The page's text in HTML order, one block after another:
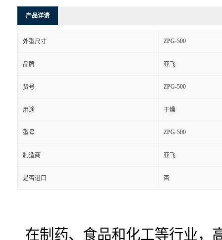
产品详请
外型尺寸 ZPG-500
品牌 亚飞
货号 ZPG-500
用途 干燥
型号 ZPG-500
制造商 亚飞
是否进口 否
在制药、食品和化工等行业，